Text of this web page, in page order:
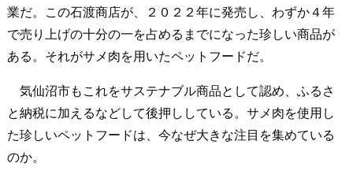
業だ。この石渡商店が、２０２２年に発売し、わずか４年
で売り上げの十分の一を占めるまでになった珍しい商品が
ある。それがサメ肉を用いたペットフードだ。
気仙沼市もこれをサステナブル商品として認め、ふるさ
と納税に加えるなどして後押ししている。サメ肉を使用し
た珍しいペットフードは、今なぜ大きな注目を集めている
のか。